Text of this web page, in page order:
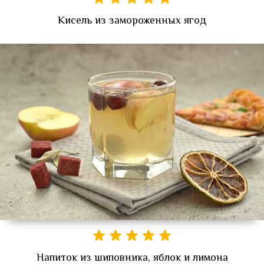
Кисель из замороженных ягод
Напиток из шиповника, яблок и лимона